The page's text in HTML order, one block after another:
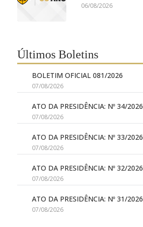
06/08/2026
Últimos Boletins
BOLETIM OFICIAL 081/2026
07/08/2026
ATO DA PRESIDÊNCIA: Nº 34/2026
07/08/2026
ATO DA PRESIDÊNCIA: Nº 33/2026
07/08/2026
ATO DA PRESIDÊNCIA: Nº 32/2026
07/08/2026
ATO DA PRESIDÊNCIA: Nº 31/2026
07/08/2026